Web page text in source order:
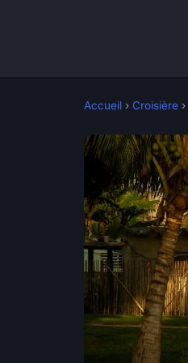
Accueil › Croisière ›